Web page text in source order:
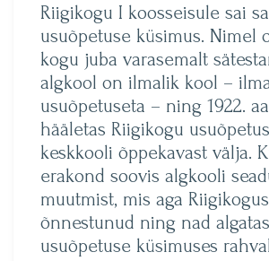
Riigikogu I koosseisule sai
usuõpetuse küsimus. Nimel
kogu juba varasemalt
algkool on ilmalik kool –
usuõpetuseta – ning 1922.
hääletas Riigikogu
keskkooli õppekavast välja.
erakond soovis algkooli
muutmist, mis aga
õnnestunud ning nad
usuõpetuse küsimuses